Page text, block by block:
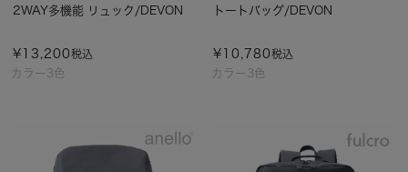
カラー3色
2WAY多機能 リュック/DEVON
¥ 13,200税込
カラー3色
トートバッグ/DEVON
¥ 10,780税込